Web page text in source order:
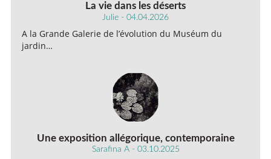
La vie dans les déserts
Julie - 04.04.2026
A la Grande Galerie de l’évolution du Muséum du
jardin…
Une exposition allégorique, contemporaine
Sarafina A - 03.10.2025